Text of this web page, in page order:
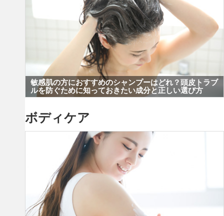
敏感肌の方におすすめのシャンプーはどれ？頭皮トラブ
ルを防ぐために知っておきたい成分と正しい選び方
ボディケア